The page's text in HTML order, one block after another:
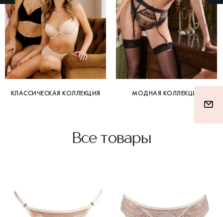
КЛАССИЧЕСКАЯ КОЛЛЕКЦИЯ МОДНАЯ КОЛЛЕКЦИЯ
Все товары